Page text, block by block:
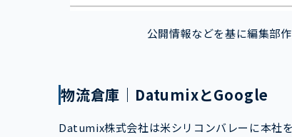
公開情報などを基に編集部
物流倉庫｜DatumixとGoogle
Datumix株式会社は米シリコンバレーに本社